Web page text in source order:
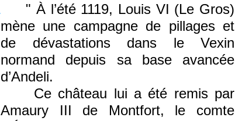
" À l’été 1119, Louis VI (Le Gros)
mène une campagne de pillages et
de dévastations dans le Vexin
normand depuis sa base avancée
d’Andeli.
Ce château lui a été remis par
Amaury III de Montfort, le comte